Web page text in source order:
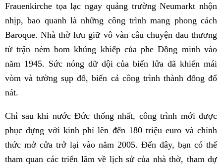
Frauenkirche tọa lạc ngay quảng trường Neumarkt nhộn
nhịp, bao quanh là những công trình mang phong cách
Baroque. Nhà thờ lưu giữ vô vàn câu chuyện đau thương
từ trận ném bom khủng khiếp của phe Đồng minh vào
năm 1945. Sức nóng dữ dội của biển lửa đã khiến mái
vòm và tường sụp đổ, biến cả công trình thành đống đổ
nát.
Chỉ sau khi nước Đức thống nhất, công trình mới được
phục dựng với kinh phí lên đến 180 triệu euro và chính
thức mở cửa trở lại vào năm 2005. Đến đây, bạn có thể
tham quan các triển lãm về lịch sử của nhà thờ, tham dự